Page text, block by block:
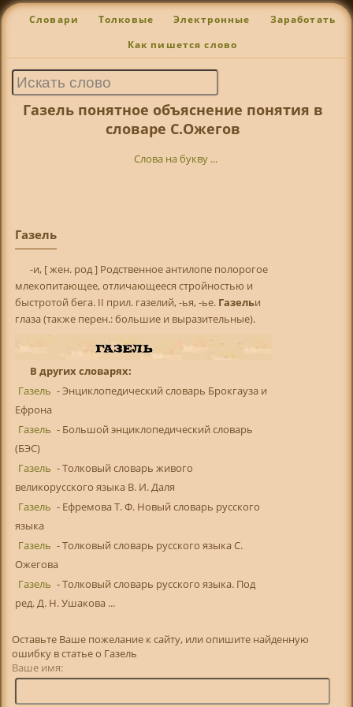
Словари Толковые Электронные Заработать
Как пишется слово
Газель понятное объяснение понятия в
словаре С.Ожегов
Слова на букву ...
Газель
-и, [ жен. род ] Родственное антилопе полорогое
млекопитающее, отличающееся стройностью и
быстротой бега. II прил. газелий, -ья, -ье. Газельи
глаза (также перен.: большие и выразительные).
В других словарях:
Газель - Энциклопедический словарь Брокгауза и
Ефрона
Газель - Большой энциклопедический словарь
(БЭС)
Газель - Толковый словарь живого
великорусского языка В. И. Даля
Газель - Ефремова Т. Ф. Новый словарь русского
языка
Газель - Толковый словарь русского языка С.
Ожегова
Газель - Толковый словарь русского языка. Под
ред. Д. Н. Ушакова ...
Оставьте Ваше пожелание к сайту, или опишите найденную
ошибку в статье о Газель
Ваше имя: